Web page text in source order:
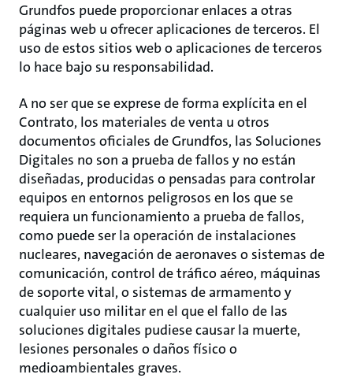
Grundfos puede proporcionar enlaces a otras
páginas web u ofrecer aplicaciones de terceros. El
uso de estos sitios web o aplicaciones de terceros
lo hace bajo su responsabilidad.
A no ser que se exprese de forma explícita en el
Contrato, los materiales de venta u otros
documentos oficiales de Grundfos, las Soluciones
Digitales no son a prueba de fallos y no están
diseñadas, producidas o pensadas para controlar
equipos en entornos peligrosos en los que se
requiera un funcionamiento a prueba de fallos,
como puede ser la operación de instalaciones
nucleares, navegación de aeronaves o sistemas de
comunicación, control de tráfico aéreo, máquinas
de soporte vital, o sistemas de armamento y
cualquier uso militar en el que el fallo de las
soluciones digitales pudiese causar la muerte,
lesiones personales o daños físico o
medioambientales graves.